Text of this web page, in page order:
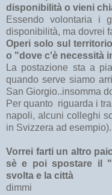
disponibilità o vieni
Essendo volontaria i
disponibilità, ma dovrei
Operi solo sul
o "dove c'è necessità
La postazione sta a
quando serve siamo
San Giorgio..insomma
Per quanto riguarda i
napoli, alcuni colleghi
in Svizzera ad esempio).
Vorrei farti un altro
sè e poi spostare il
svolta e la città
dimmi